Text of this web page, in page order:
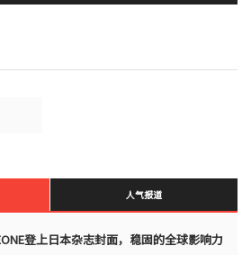
人气报道
登上日本杂志封面，稳固的全球影响力